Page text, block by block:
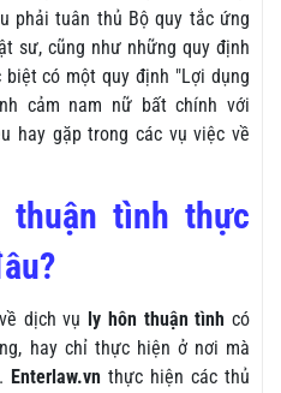
phải tuân thủ Bộ quy tắc ứng
sư, cũng như những quy định
có một quy định "Lợi dụng
cảm nam nữ bất chính với
hay gặp trong các vụ việc về
tình thực
dịch vụ ly hôn thuận tình có
hay chỉ thực hiện ở nơi mà
Enterlaw.vn thực hiện các thủ